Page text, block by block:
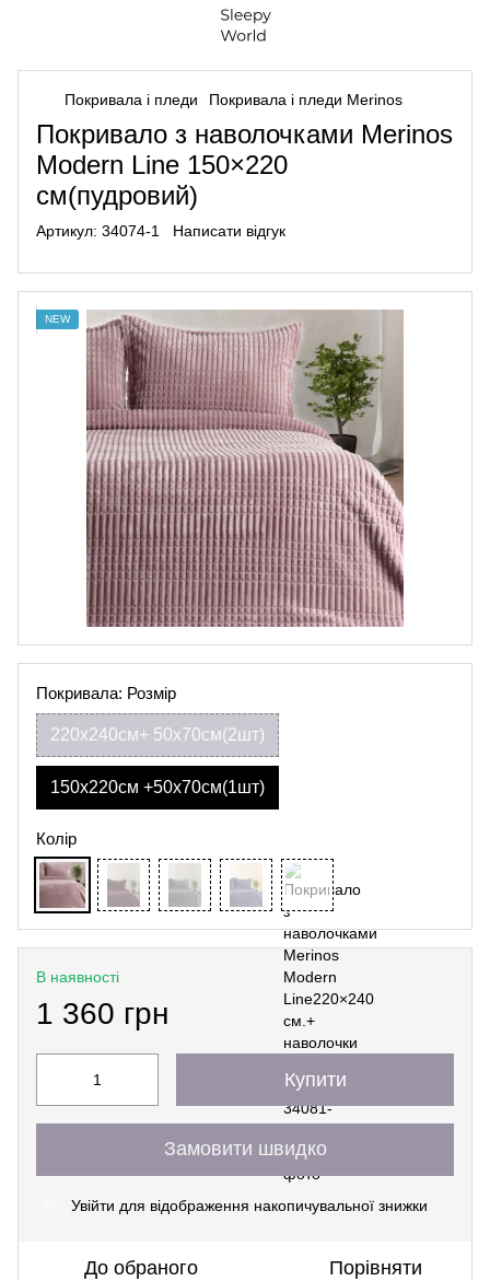
Покривала і пледи Покривала і пледи Merinos
Покривало з наволочками Merinos
Modern Line 150×220
см(пудровий)
Артикул: 34074-1 Написати відгук
NEW
Покривала: Розмір
220х240см+ 50х70см(2шт)
150х220см +50х70см(1шт)
Колір
В наявності
1 360 грн
Купити
Замовити швидко
Увійти для відображення накопичувальної знижки
До обраного Порівняти